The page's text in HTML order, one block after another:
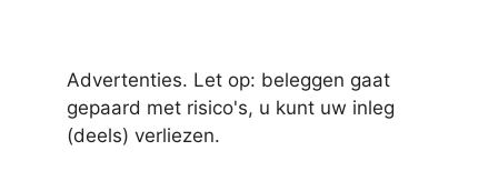
Advertenties. Let op: beleggen gaat
gepaard met risico's, u kunt uw inleg
(deels) verliezen.